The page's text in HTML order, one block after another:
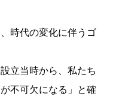
時代の変化に伴うゴ
立当時から、私たち
不可欠になる」と確